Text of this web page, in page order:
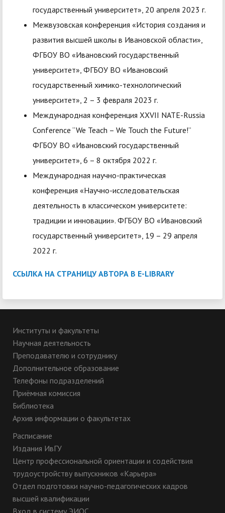
государственный университет», 20 апреля 2023 г.
Межвузовская конференция «История создания и
развития высшей школы в Ивановской области»,
ФГБОУ ВО «Ивановский государственный
университет», ФГБОУ ВО «Ивановский
государственный химико-технологический
университет», 2 – 3 февраля 2023 г.
Международная конференция XXVII NATE-Russia
Conference “We Teach – We Touch the Future!”
ФГБОУ ВО «Ивановский государственный
университет», 6 – 8 октября 2022 г.
Международная научно-практическая
конференция «Научно-исследовательская
деятельность в классическом университете:
традиции и инновации». ФГБОУ ВО «Ивановский
государственный университет», 19 – 29 апреля
2022 г.
ССЫЛКА НА СТРАНИЦУ АВТОРА В Е-LIBRARY
Институты и факультеты
Научная деятельность
Преподавателю и сотруднику
Дополнительное образование
Телефоны подразделений
Приёмная комиссия
Библиотека
Архив информации о факультетах
Расписание
Издания ИвГУ
Центр профессиональной ориентации и содействия
трудоустройству выпускников «Карьера»
Отдел подготовки научно-педагогических кадров
высшей квалификации